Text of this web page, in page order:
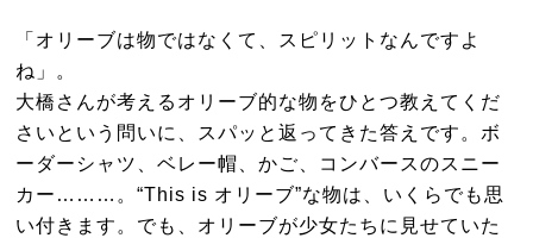
「オリーブは物ではなくて、スピリットなんですよ
ね」。
大橋さんが考えるオリーブ的な物をひとつ教えてくだ
さいという問いに、スパッと返ってきた答えです。ボ
ーダーシャツ、ベレー帽、かご、コンバースのスニー
カー………。“This is オリーブ”な物は、いくらでも思
い付きます。でも、オリーブが少女たちに見せていた